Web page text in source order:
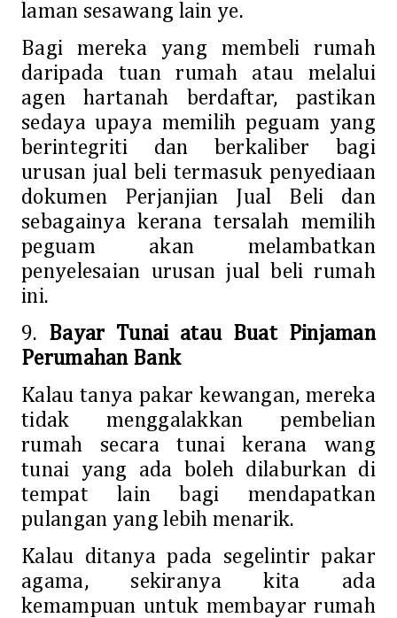
laman sesawang lain ye.
Bagi mereka yang membeli rumah
daripada tuan rumah atau melalui
agen hartanah berdaftar, pastikan
sedaya upaya memilih peguam yang
berintegriti dan berkaliber bagi
urusan jual beli termasuk penyediaan
dokumen Perjanjian Jual Beli dan
sebagainya kerana tersalah memilih
peguam akan melambatkan
penyelesaian urusan jual beli rumah
ini.
9. Bayar Tunai atau Buat Pinjaman
Perumahan Bank
Kalau tanya pakar kewangan, mereka
tidak menggalakkan pembelian
rumah secara tunai kerana wang
tunai yang ada boleh dilaburkan di
tempat lain bagi mendapatkan
pulangan yang lebih menarik.
Kalau ditanya pada segelintir pakar
agama, sekiranya kita ada
kemampuan untuk membayar rumah